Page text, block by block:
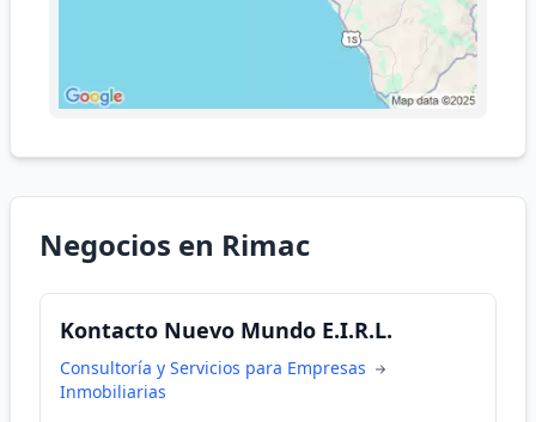
Negocios en Rimac
Kontacto Nuevo Mundo E.I.R.L.
Consultoría y Servicios para Empresas
Inmobiliarias